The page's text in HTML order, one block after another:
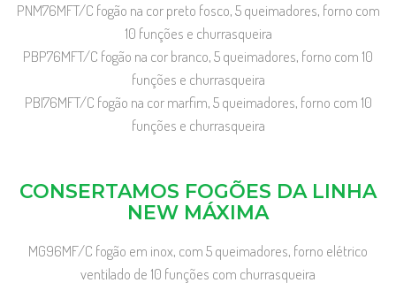
PNM76MFT/C fogão na cor preto fosco, 5 queimadores, forno com
10 funções e churrasqueira
PBP76MFT/C fogão na cor branco, 5 queimadores, forno com 10
funções e churrasqueira
PBI76MFT/C fogão na cor marfim, 5 queimadores, forno com 10
funções e churrasqueira
CONSERTAMOS FOGÕES DA LINHA
NEW MÁXIMA
MG96MF/C fogão em inox, com 5 queimadores, forno elétrico
ventilado de 10 funções com churrasqueira